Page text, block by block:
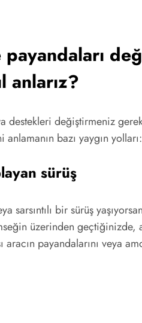
anlarız?
destekleri değiştirmeniz
bazı yaygın yolları:
sürüş
sarsıntılı bir sürüş
üzerinden geçtiğinizde,
payandalarını veya